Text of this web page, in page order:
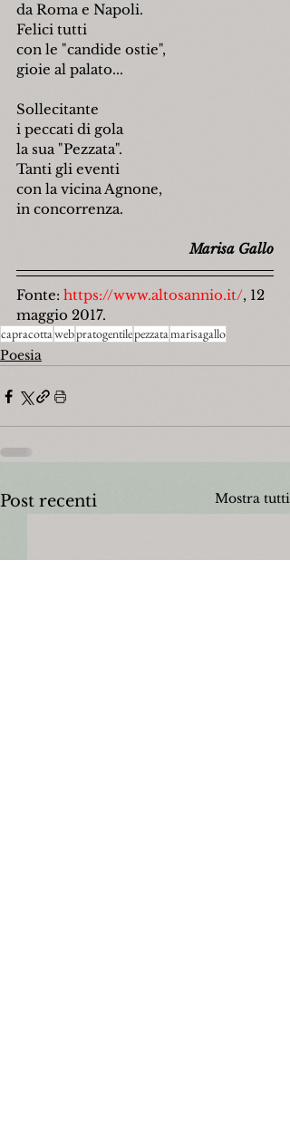
da Roma e Napoli.
Felici tutti
con le "candide ostie",
gioie al palato...
Sollecitante
i peccati di gola
la sua "Pezzata".
Tanti gli eventi
con la vicina Agnone,
in concorrenza.
Marisa Gallo
Fonte: https://www.altosannio.it/, 12
maggio 2017.
capracottawebpratogentilepezzatamarisagallo
Poesia
Post recenti Mostra tutti